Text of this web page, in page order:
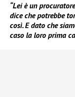
“Lei è un
dice che potrebbe
così. E dato che
caso la loro prima